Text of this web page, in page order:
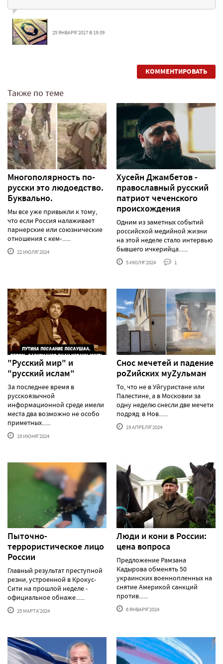
25 ЯНВАРЯ'2017 В 19:09
КОММЕНТИРОВАТЬ
Также по теме
Многополярность по-
русски это людоедство.
Буквально.
Мы все уже привыкли к тому,
что если Россия налаживает
парнерские или союзнические
отношения с кем-......
22 ИЮЛЯ'2024
Хусейн Джамбетов -
православный русский
патриот чеченского
происхождения
Одним из заметных событий
российской медийной жизни
на этой неделе стало интервью
бывшего ичкерийца......
5 ИЮЛЯ'2024 1
"Русский мир" и
"русский ислам"
За последнее время в
русскоязычной
информационной среде имели
места два возможно не особо
приметных......
19 ИЮНЯ'2024
Снос мечетей и падение
роZийских муZульман
То, что не в Уйгуристане или
Палестине, а в Московии за
одну неделю снесли две мечети
подряд: в Нов......
19 АПРЕЛЯ'2024
Пыточно-
террористическое лицо
России
Главный результат преступной
резни, устроенной в Крокус-
Сити на прошлой неделе -
официальное обнаже......
25 МАРТА'2024
Люди и кони в России:
цена вопроса
Предложение Рамзана
Кадырова обменять 50
украинских военнопленных на
снятие Америкой санкций
против......
6 ЯНВАРЯ'2024